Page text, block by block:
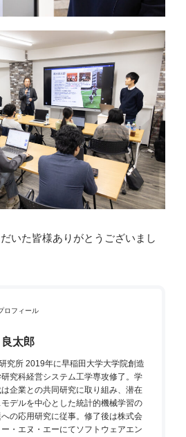
いた皆様ありがとうございまし
ロフィール
太郎
究所 2019年に早稲田大学大学院創造
究科経営システム工学専攻修了。学
企業との共同研究に取り組み、潜在
モデルを中心とした統計的機械学習の
の応用研究に従事。修了後は株式会
・エヌ・エーにてソフトウェアエン